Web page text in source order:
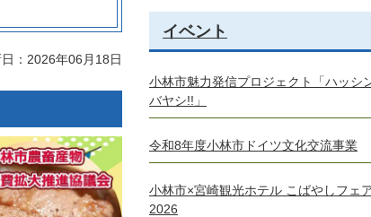
：2026年06月18日
イベント
小林市魅力発信プロジェクト「ハッシ
バヤシ!!」
令和8年度小林市ドイツ文化交流事業
小林市×宮崎観光ホテル こばやしフェ
2026